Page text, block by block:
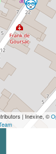
| Inexine, ©